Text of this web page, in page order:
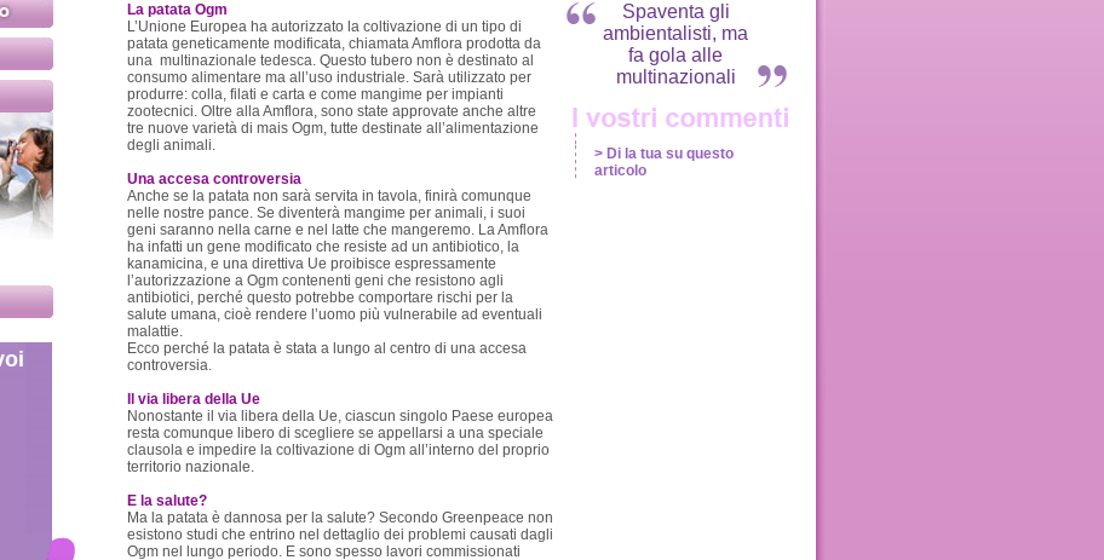
La patata Ogm
L’Unione Europea ha autorizzato la coltivazione di un tipo di
patata geneticamente modificata, chiamata Amflora prodotta da
una multinazionale tedesca. Questo tubero non è destinato al
consumo alimentare ma all’uso industriale. Sarà utilizzato per
produrre: colla, filati e carta e come mangime per impianti
zootecnici. Oltre alla Amflora, sono state approvate anche altre
tre nuove varietà di mais Ogm, tutte destinate all’alimentazione
degli animali.
Una accesa controversia
Anche se la patata non sarà servita in tavola, finirà comunque
nelle nostre pance. Se diventerà mangime per animali, i suoi
geni saranno nella carne e nel latte che mangeremo. La Amflora
ha infatti un gene modificato che resiste ad un antibiotico, la
kanamicina, e una direttiva Ue proibisce espressamente
l’autorizzazione a Ogm contenenti geni che resistono agli
antibiotici, perché questo potrebbe comportare rischi per la
salute umana, cioè rendere l’uomo più vulnerabile ad eventuali
malattie.
Ecco perché la patata è stata a lungo al centro di una accesa
controversia.
Il via libera della Ue
Nonostante il via libera della Ue, ciascun singolo Paese europea
resta comunque libero di scegliere se appellarsi a una speciale
clausola e impedire la coltivazione di Ogm all’interno del proprio
territorio nazionale.
E la salute?
Ma la patata è dannosa per la salute? Secondo Greenpeace non
esistono studi che entrino nel dettaglio dei problemi causati dagli
Ogm nel lungo periodo. E sono spesso lavori commissionati
Spaventa gli
ambientalisti, ma
fa gola alle
multinazionali
> Di la tua su questo
articolo